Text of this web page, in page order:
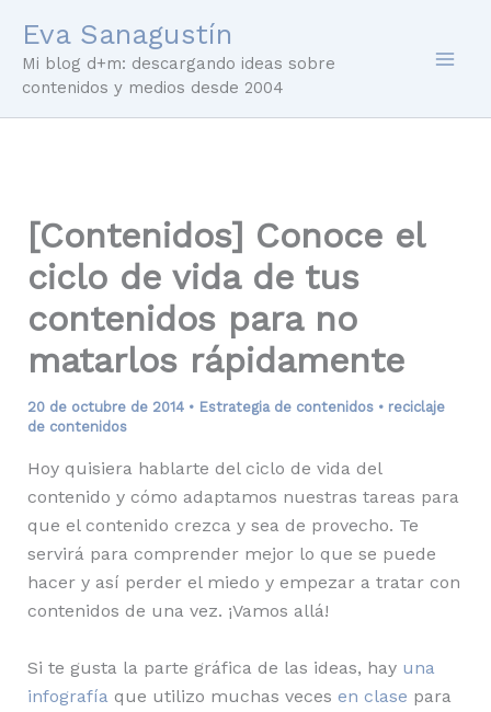
contenido
Eva Sanagustín
Mi blog d+m: descargando ideas sobre
contenidos y medios desde 2004
[Contenidos] Conoce el
ciclo de vida de tus
contenidos para no
matarlos rápidamente
20 de octubre de 2014 • Estrategia de contenidos• reciclaje
de contenidos
Hoy quisiera hablarte del ciclo de vida del
contenido y cómo adaptamos nuestras tareas para
que el contenido crezca y sea de provecho. Te
servirá para comprender mejor lo que se puede
hacer y así perder el miedo y empezar a tratar con
contenidos de una vez. ¡Vamos allá!
Si te gusta la parte gráfica de las ideas, hay una
infografía que utilizo muchas veces en clase para